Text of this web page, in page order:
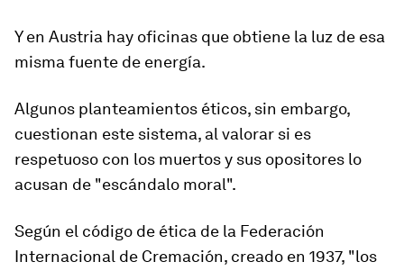
Y en Austria hay oficinas que obtiene la luz de esa
misma fuente de energía.
Algunos planteamientos éticos, sin embargo,
cuestionan este sistema, al valorar si es
respetuoso con los muertos y sus opositores lo
acusan de "escándalo moral".
Según el código de ética de la Federación
Internacional de Cremación, creado en 1937, "los